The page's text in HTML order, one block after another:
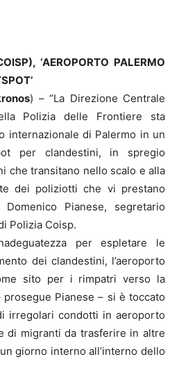
‘AEROPORTO PALERMO
) – “La Direzione Centrale
Polizia delle Frontiere sta
internazionale di Palermo in un
per clandestini, in spregio
che transitano nello scalo e alla
dei poliziotti che vi prestano
Pianese, segretario
Polizia Coisp.
per espletare le
dei clandestini, l’aeroporto
sito per i rimpatri verso la
Pianese – si è toccato
irregolari condotti in aeroporto
di migranti da trasferire in altre
giorno interno all’interno dello